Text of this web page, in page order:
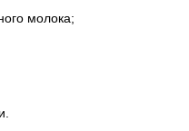
молока;